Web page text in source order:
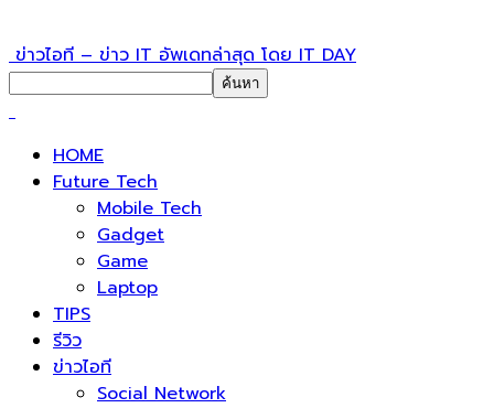
ข่าวไอที – ข่าว IT อัพเดทล่าสุด โดย IT DAY
HOME
Future Tech
Mobile Tech
Gadget
Game
Laptop
TIPS
รีวิว
ข่าวไอที
Social Network